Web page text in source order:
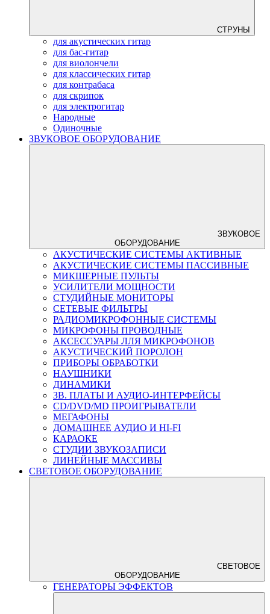
СТРУНЫ
для акустических гитар
для бас-гитар
для виолончели
для классических гитар
для контрабаса
для скрипок
для электрогитар
Народные
Одиночные
ЗВУКОВОЕ ОБОРУДОВАНИЕ
ЗВУКОВОЕ
ОБОРУДОВАНИЕ
АКУСТИЧЕСКИЕ СИСТЕМЫ АКТИВНЫЕ
АКУСТИЧЕСКИЕ СИСТЕМЫ ПАССИВНЫЕ
МИКШЕРНЫЕ ПУЛЬТЫ
УСИЛИТЕЛИ МОЩНОСТИ
СТУДИЙНЫЕ МОНИТОРЫ
СЕТЕВЫЕ ФИЛЬТРЫ
РАДИОМИКРОФОННЫЕ СИСТЕМЫ
МИКРОФОНЫ ПРОВОДНЫЕ
АКСЕССУАРЫ ЛЛЯ МИКРОФОНОВ
АКУСТИЧЕСКИЙ ПОРОЛОН
ПРИБОРЫ ОБРАБОТКИ
НАУШНИКИ
ДИНАМИКИ
ЗВ. ПЛАТЫ И АУДИО-ИНТЕРФЕЙСЫ
CD/DVD/MD ПРОИГРЫВАТЕЛИ
МЕГАФОНЫ
ДОМАШНЕЕ АУДИО И HI-FI
КАРАОКЕ
СТУДИИ ЗВУКОЗАПИСИ
ЛИНЕЙНЫЕ МАССИВЫ
СВЕТОВОЕ ОБОРУДОВАНИЕ
СВЕТОВОЕ
ОБОРУДОВАНИЕ
ГЕНЕРАТОРЫ ЭФФЕКТОВ